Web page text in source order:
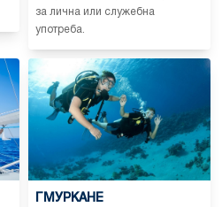
за лична или служебна
употреба.
ГМУРКАНЕ